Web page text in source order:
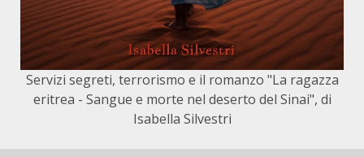
Servizi segreti, terrorismo e il romanzo "La ragazza
eritrea - Sangue e morte nel deserto del Sinai", di
Isabella Silvestri